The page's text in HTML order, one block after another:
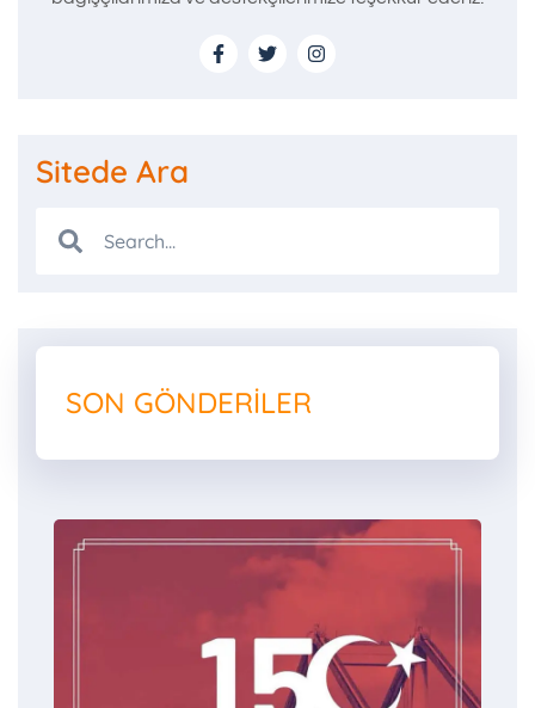
Sitede Ara
SON GÖNDERILER